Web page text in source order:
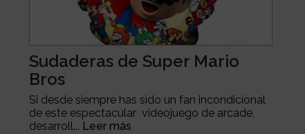
Sudaderas de Super Mario
Bros
Si desde siempre has sido un fan incondicional
de este espectacular videojuego de arcade,
desarroll... Leer más